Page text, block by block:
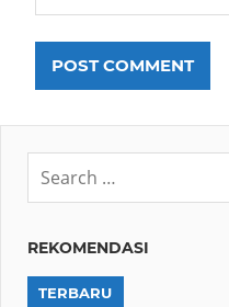
REKOMENDASI
TERBARU